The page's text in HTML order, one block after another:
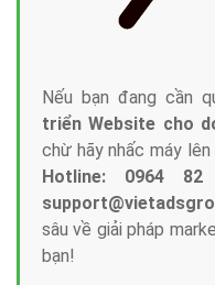
Nếu bạn đang cần
triển Website cho
chừ hãy nhấc máy
Hotline: 0964
sâu về giải pháp
bạn!